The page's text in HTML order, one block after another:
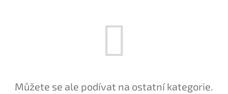
Můžete se ale podívat na ostatní kategorie.